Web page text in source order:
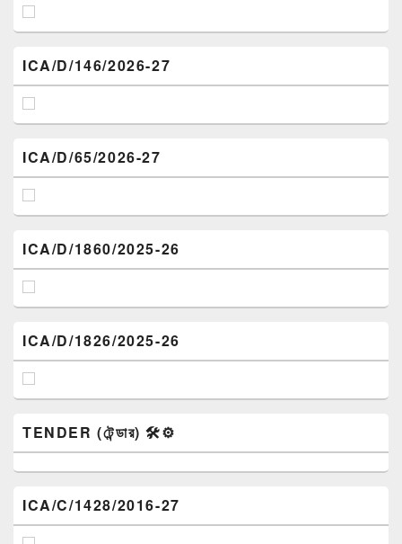
ICA/D/146/2026-27
ICA/D/65/2026-27
ICA/D/1860/2025-26
ICA/D/1826/2025-26
TENDER (টেন্ডার) 🛠️⚙️
ICA/C/1428/2016-27